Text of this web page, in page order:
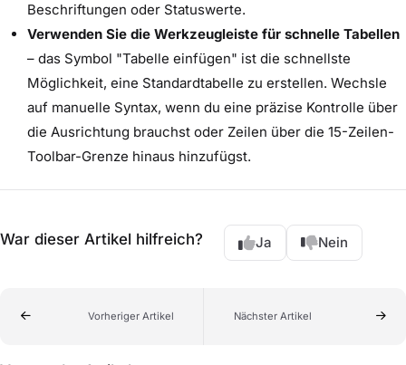
Beschriftungen oder Statuswerte.
Verwenden Sie die Werkzeugleiste für schnelle Tabellen
– das Symbol "Tabelle einfügen" ist die schnellste
Möglichkeit, eine Standardtabelle zu erstellen. Wechsle
auf manuelle Syntax, wenn du eine präzise Kontrolle über
die Ausrichtung brauchst oder Zeilen über die 15-Zeilen-
Toolbar-Grenze hinaus hinzufügst.
War dieser Artikel hilfreich? Ja Nein
Vorheriger Artikel Nächster Artikel